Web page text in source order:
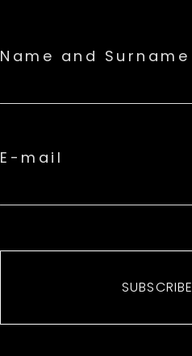
Name and Surname
E-mail
SUBSCRIBE